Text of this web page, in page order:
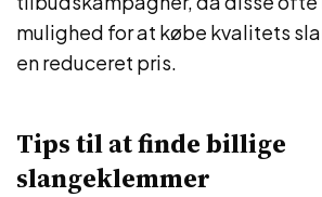
mulighed for at købe kvalitets
en reduceret pris.
Tips til at finde billige
slangeklemmer